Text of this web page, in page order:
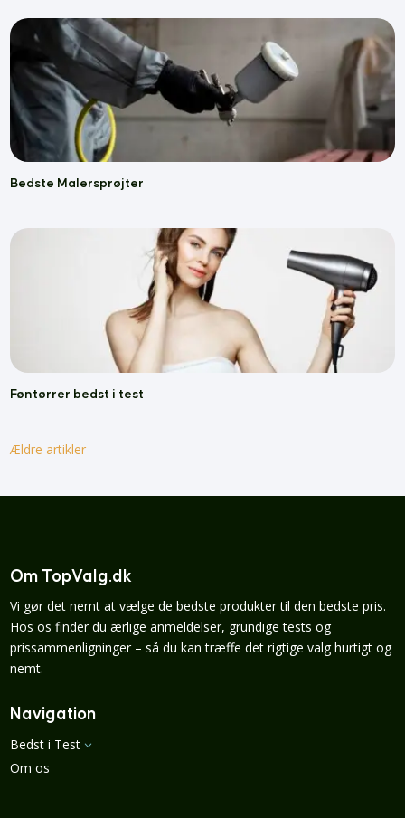
Bedste Malersprøjter
Føntørrer bedst i test
Ældre artikler
Om TopValg.dk
Vi gør det nemt at vælge de bedste produkter til den bedste pris.
Hos os finder du ærlige anmeldelser, grundige tests og
prissammenligninger – så du kan træffe det rigtige valg hurtigt og
nemt.
Navigation
Bedst i Test 3
Om os